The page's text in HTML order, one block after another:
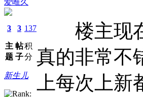
3
主
题
3
帖
子
137
积
分
新生儿
楼主现在
真的非常不
上每次上